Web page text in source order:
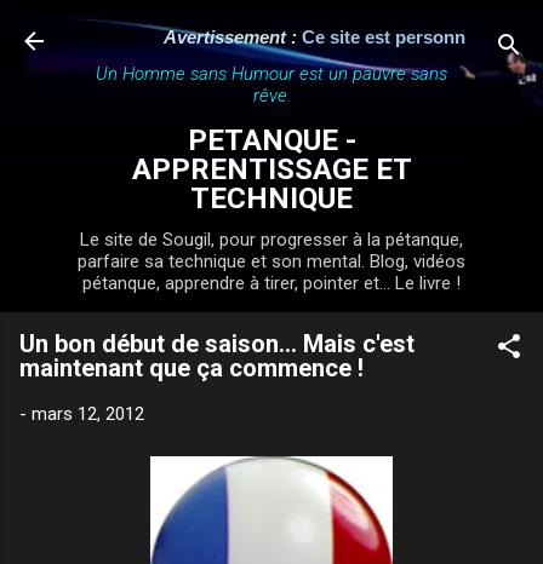
Accéder au contenu principal
Avertissement : Ce site est personnel,
Un Homme sans Humour est un pauvre sans
rêve.
PETANQUE -
APPRENTISSAGE ET
TECHNIQUE
Le site de Sougil, pour progresser à la pétanque,
parfaire sa technique et son mental. Blog, vidéos
pétanque, apprendre à tirer, pointer et... Le livre !
Un bon début de saison... Mais c'est
maintenant que ça commence !
- mars 12, 2012